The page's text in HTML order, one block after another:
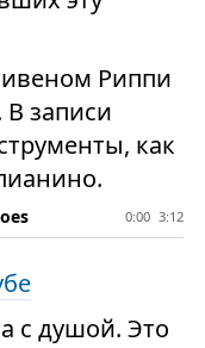
Риппи
записи
как
0:00 3:12
с душой. Это